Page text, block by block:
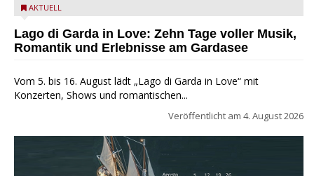
Lago di Garda in Love
AKTUELL
Lago di Garda in Love: Zehn Tage voller Musik,
Romantik und Erlebnisse am Gardasee
Vom 5. bis 16. August lädt „Lago di Garda in Love“ mit
Konzerten, Shows und romantischen...
Veröffentlicht am 4. August 2026